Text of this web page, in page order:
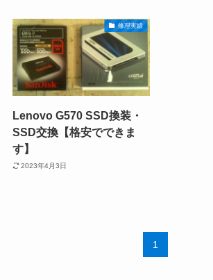
修理実績
Lenovo G570 SSD換装・
SSD交換【格安でできま
す】
2023年4月3日
1